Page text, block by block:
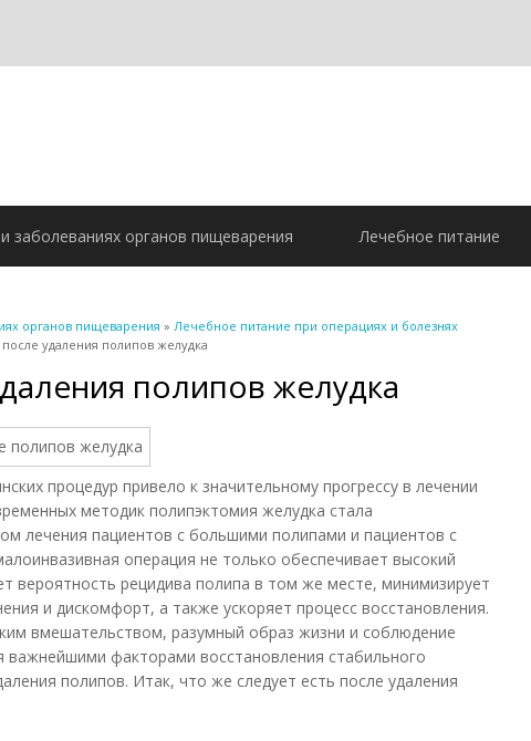
заболеваниях органов пищеварения Лечебное питание
органов пищеварения » Лечебное питание при операциях и болезнях
после удаления полипов желудка
полипов желудка
процедур привело к значительному прогрессу в лечении
методик полипэктомия желудка стала
лечения пациентов с большими полипами и пациентов с
операция не только обеспечивает высокий
вероятность рецидива полипа в том же месте, минимизирует
и дискомфорт, а также ускоряет процесс восстановления.
вмешательством, разумный образ жизни и соблюдение
важнейшими факторами восстановления стабильного
полипов. Итак, что же следует есть после удаления